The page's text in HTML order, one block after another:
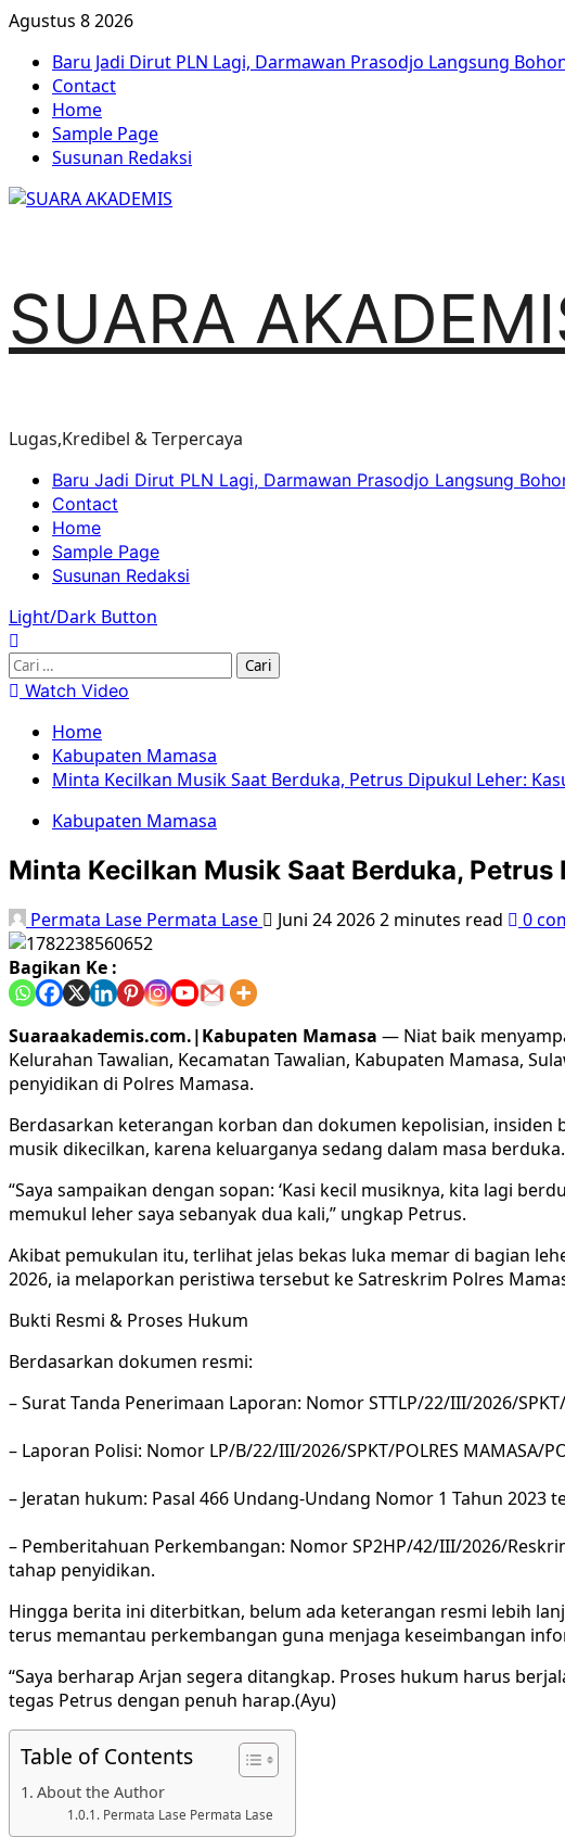
Agustus 8 2026
Baru Jadi Dirut PLN Lagi, Darmawan Prasodjo Langsung
Contact
Home
Sample Page
Susunan Redaksi
SUARA
Lugas,Kredibel & Terpercaya
Baru Jadi Dirut PLN Lagi, Darmawan Prasodjo Langsung
Contact
Home
Sample Page
Susunan Redaksi
Light/Dark Button
Watch Video
Home
Kabupaten Mamasa
Minta Kecilkan Musik Saat Berduka, Petrus Dipukul Leher:
Kabupaten Mamasa
Minta Kecilkan Musik Saat Berduka,
Permata Lase Permata Lase Juni 24 20262 minutes read
0
Bagikan Ke :
Suaraakademis.com.|Kabupaten Mamasa — Niat baik
Kelurahan Tawalian, Kecamatan Tawalian, Kabupaten Mamasa,
penyidikan di Polres Mamasa.
Berdasarkan keterangan korban dan dokumen kepolisian,
musik dikecilkan, karena keluarganya sedang dalam masa berduka.
“Saya sampaikan dengan sopan: ‘Kasi kecil musiknya, kita lagi
memukul leher saya sebanyak dua kali,” ungkap Petrus.
Akibat pemukulan itu, terlihat jelas bekas luka memar di bagian
2026, ia melaporkan peristiwa tersebut ke Satreskrim Polres
Bukti Resmi & Proses Hukum
Berdasarkan dokumen resmi:
– Surat Tanda Penerimaan Laporan: Nomor STTLP/22/III/2026/SPKT/
– Laporan Polisi: Nomor LP/B/22/III/2026/SPKT/POLRES MAMASA/
– Jeratan hukum: Pasal 466 Undang-Undang Nomor 1 Tahun 2023
– Pemberitahuan Perkembangan: Nomor SP2HP/42/III/2026/
tahap penyidikan.
Hingga berita ini diterbitkan, belum ada keterangan resmi lebih
terus memantau perkembangan guna menjaga keseimbangan
“Saya berharap Arjan segera ditangkap. Proses hukum harus
tegas Petrus dengan penuh harap.(Ayu)
Table of Contents
About the Author
Permata Lase Permata Lase